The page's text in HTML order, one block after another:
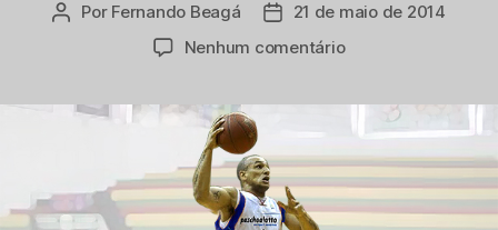
Autor
Por Fernando Beagá
Data21 de maio de 2014
Nenhum comentárioem
elenco
(6):
Dragão
mais